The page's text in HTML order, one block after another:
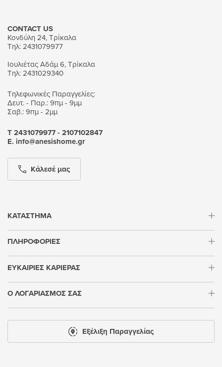
CONTACT US
Κονδύλη 24, Τρίκαλα
Τηλ: 2431079977
Ιουλιέτας Αδάμ 6, Τρίκαλα
Τηλ: 2431029340
Τηλεφωνικές Παραγγελίες:
Δευτ. - Παρ.: 9πμ - 9μμ
Σαβ.: 9πμ - 2μμ
Τ 2431079977 - 2107102847
Ε. info@anesishome.gr
Κάλεσέ μας
ΚΑΤΑΣΤΗΜΑ
ΠΛΗΡΟΦΟΡΙΕΣ
ΕΥΚΑΙΡΙΕΣ ΚΑΡΙΕΡΑΣ
Ο ΛΟΓΑΡΙΑΣΜΟΣ ΣΑΣ
Εξέλιξη Παραγγελίας